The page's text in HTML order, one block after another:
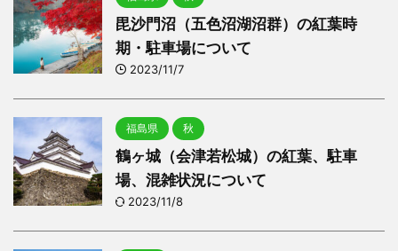
毘沙門沼（五色沼湖沼群）の紅葉時
期・駐車場について
2023/11/7
福島県 秋
鶴ヶ城（会津若松城）の紅葉、駐車
場、混雑状況について
2023/11/8